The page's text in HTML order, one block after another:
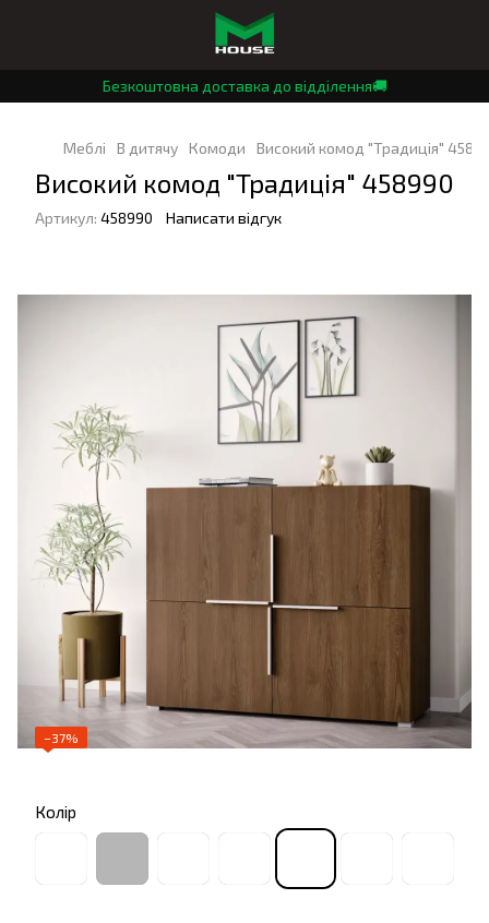
Безкоштовна доставка до відділення🚚
Меблі В дитячу Комоди Високий комод "Традиція"
Високий комод "Традиція" 458990
Артикул: 458990 Написати відгук
−37%
Колір